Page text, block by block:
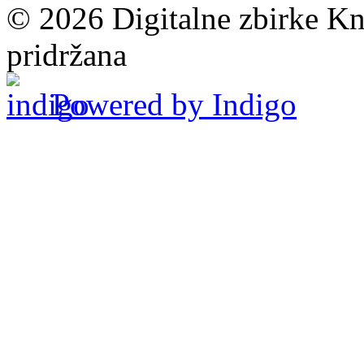
© 2026 Digitalne zbirke
pridržana
Powered by Indigo